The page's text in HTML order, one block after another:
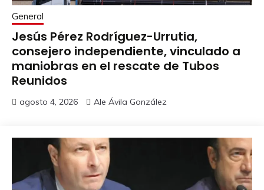
General
Jesús Pérez Rodríguez-Urrutia,
consejero independiente, vinculado a
maniobras en el rescate de Tubos
Reunidos
agosto 4, 2026 Ale Ávila González